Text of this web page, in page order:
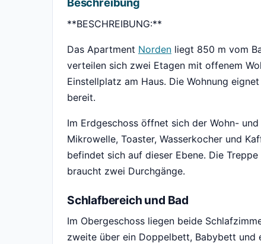
**BESCHREIBUNG:**
Das Apartment Norden liegt 850 m vom
verteilen sich zwei Etagen mit offenem
Einstellplatz am Haus. Die Wohnung
bereit.
Im Erdgeschoss öffnet sich der Wohn-
Mikrowelle, Toaster, Wasserkocher und
befindet sich auf dieser Ebene. Die
braucht zwei Durchgänge.
Schlafbereich und Bad
Im Obergeschoss liegen beide
zweite über ein Doppelbett, Babybett und